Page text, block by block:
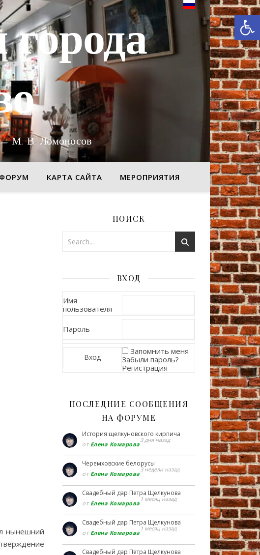
— М. В. Ломоносов
ФОРУМ КАРТА САЙТА МЕРОПРИЯТИЯ
нынешний
ПОИСК
ВХОД
Имя
пользователя
Пароль
Запомнить меня
Забыли пароль?
Регистрация
ПОСЛЕДНИЕ СООБЩЕНИЯ
НА ФОРУМЕ
История щелкуновского кирпича
от Елена Комарова
3 дня назад
Черемховские белорусы
от Елена Комарова
3 недели назад
Свадебный дар Петра Щелкунова
от Елена Комарова
1 месяц назад
Свадебный дар Петра Щелкунова
от Елена Комарова
1 месяц назад
Свадебный дар Петра Щелкунова